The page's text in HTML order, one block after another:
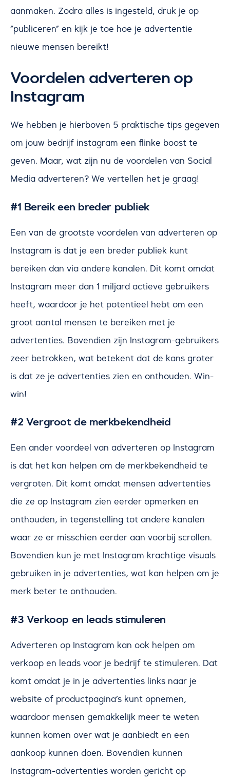
aanmaken. Zodra alles is ingesteld, druk je op
“publiceren” en kijk je toe hoe je advertentie
nieuwe mensen bereikt!
Voordelen adverteren op
Instagram
We hebben je hierboven 5 praktische tips gegeven
om jouw bedrijf instagram een flinke boost te
geven. Maar, wat zijn nu de voordelen van Social
Media adverteren? We vertellen het je graag!
#1 Bereik een breder publiek
Een van de grootste voordelen van adverteren op
Instagram is dat je een breder publiek kunt
bereiken dan via andere kanalen. Dit komt omdat
Instagram meer dan 1 miljard actieve gebruikers
heeft, waardoor je het potentieel hebt om een
groot aantal mensen te bereiken met je
advertenties. Bovendien zijn Instagram-gebruikers
zeer betrokken, wat betekent dat de kans groter
is dat ze je advertenties zien en onthouden. Win-
win!
#2 Vergroot de merkbekendheid
Een ander voordeel van adverteren op Instagram
is dat het kan helpen om de merkbekendheid te
vergroten. Dit komt omdat mensen advertenties
die ze op Instagram zien eerder opmerken en
onthouden, in tegenstelling tot andere kanalen
waar ze er misschien eerder aan voorbij scrollen.
Bovendien kun je met Instagram krachtige visuals
gebruiken in je advertenties, wat kan helpen om je
merk beter te onthouden.
#3 Verkoop en leads stimuleren
Adverteren op Instagram kan ook helpen om
verkoop en leads voor je bedrijf te stimuleren. Dat
komt omdat je in je advertenties links naar je
website of productpagina’s kunt opnemen,
waardoor mensen gemakkelijk meer te weten
kunnen komen over wat je aanbiedt en een
aankoop kunnen doen. Bovendien kunnen
Instagram-advertenties worden gericht op